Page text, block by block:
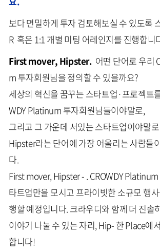
보다 면밀하게 투자 검토해보실 수 있도록
R 혹은 1:1 개별 미팅 어레인지를 진행합니
First mover, Hipster. 어떤 단어로 우리
m 투자회원님을 정의할 수 있을까요?
세상의 혁신을 꿈꾸는 스타트업·프로젝트
WDY Platinum 투자회원님들이야말로,
그리고 그 가운데 서있는 스타트업이야말
Hipster라는 단어에 가장 어울리는 사람들
다.
First mover, Hipster - . CROWDY
타트업만을 모시고 프라이빗한 소규모 행
행할 예정입니다. 크라우디와 함께 더 진솔
이야기 나눌 수 있는 자리, Hip- 한 Place에
합니다!